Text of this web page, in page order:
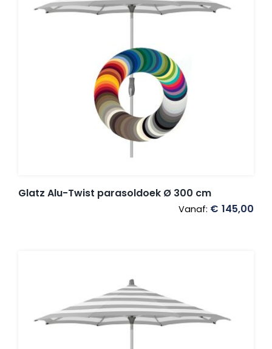
Glatz Alu-Twist parasoldoek Ø 300 cm
Vanaf: € 145,00